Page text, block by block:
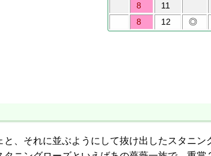
8
11
8
12 ◎
、それに並ぶようにして抜け出したスタニ